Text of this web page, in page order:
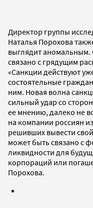
Директор группы
Наталья Порохова
выглядит аномальным.
связано с грядущим
«Санкции действуют
состоятельные
ним. Новая волна
сильный удар со
ее мнению, далеко не
на компании россиян
решивших вывести
может быть связано с
ликвидности для
корпораций или
Порохова.